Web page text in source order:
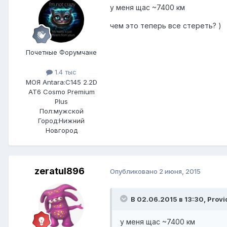
Почетные Форумчане
1.4 тыс
МОЯ Antara:C145 2.2D
AT6 Cosmo Premium
Plus
Пол:мужской
Город:Нижний
Новгород
у меня щас ~7400 км
чем это теперь все стереть? )
zeratul896 Опубликовано 2 июня, 2015
В 02.06.2015 в 13:30,
у меня щас ~7400 км